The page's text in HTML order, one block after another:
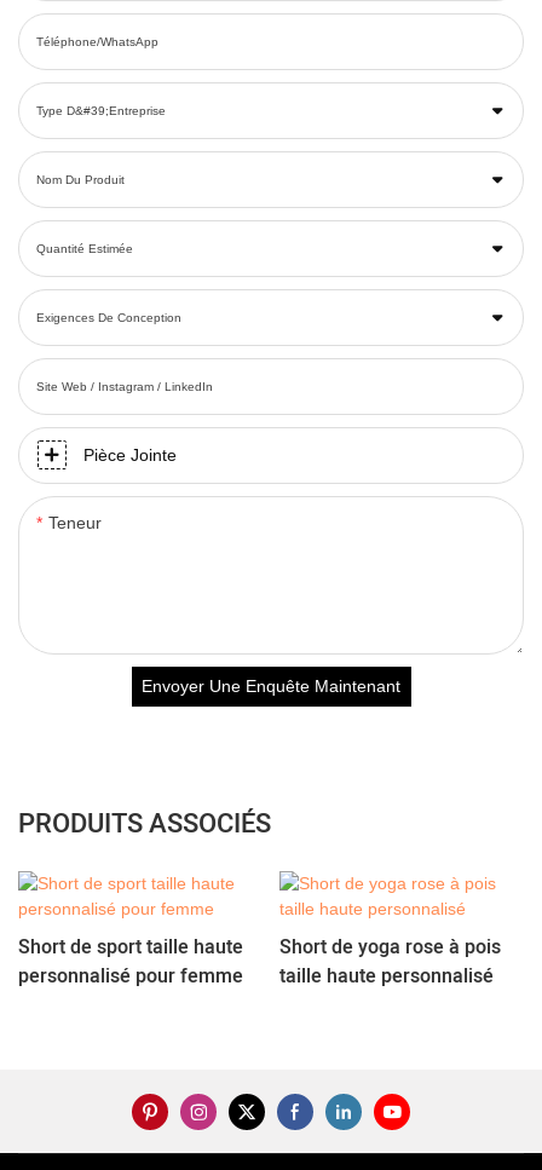
Téléphone/WhatsApp
Type D&#39;entreprise
Nom Du Produit
Quantité Estimée
Exigences De Conception
Site Web / Instagram / LinkedIn
Pièce Jointe
Teneur
Envoyer Une Enquête Maintenant
PRODUITS ASSOCIÉS
Short de sport taille haute
personnalisé pour femme
Short de yoga rose à pois
taille haute personnalisé